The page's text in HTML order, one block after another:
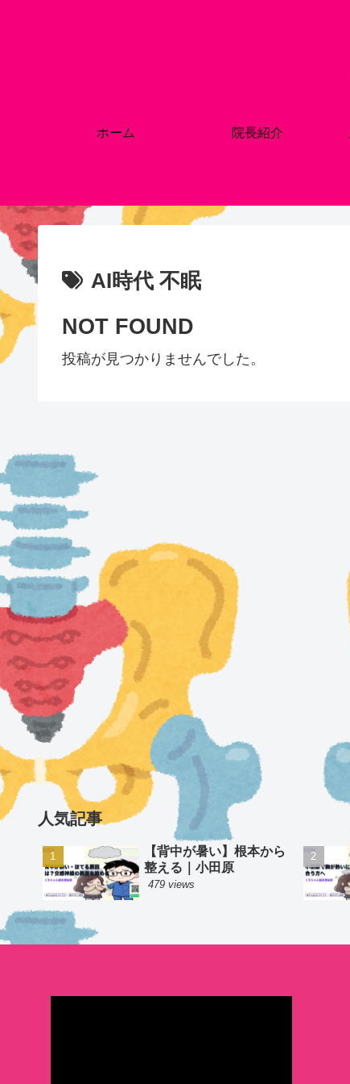
ホーム 院長紹介
AI時代 不眠
NOT FOUND
投稿が見つかりませんでした。
人気記事
【背中が暑い】根本から
整える｜小田原
479 views